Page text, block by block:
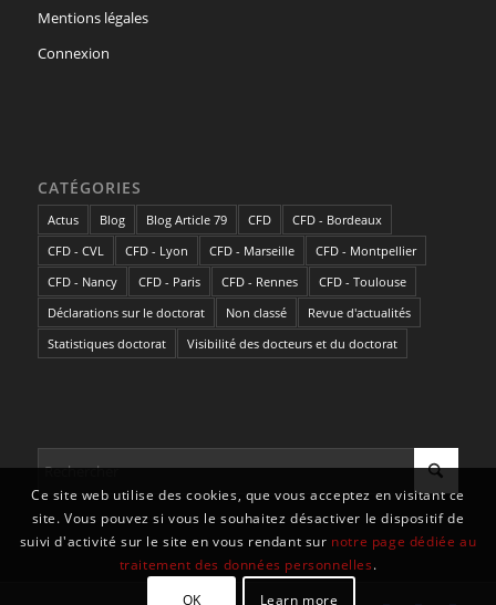
Mentions légales
Connexion
CATÉGORIES
Actus Blog Blog Article 79 CFD
CFD - Bordeaux
CFD - CVL
CFD - Lyon CFD - Marseille
CFD - Montpellier
CFD - Nancy
CFD - Paris CFD - Rennes
CFD - Toulouse
Déclarations sur le doctorat
Non classé
Revue d'actualités
Statistiques doctorat
Visibilité des docteurs et du doctorat
Ce site web utilise des cookies, que vous acceptez en visitant ce
site. Vous pouvez si vous le souhaitez désactiver le dispositif de
suivi d'activité sur le site en vous rendant sur notre page dédiée au
traitement des données personnelles.
OK
Learn more